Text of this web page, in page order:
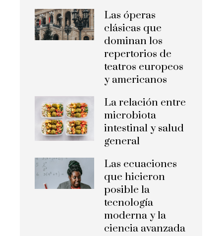
Las óperas
clásicas que
dominan los
repertorios de
teatros europeos
y americanos
La relación entre
microbiota
intestinal y salud
general
Las ecuaciones
que hicieron
posible la
tecnología
moderna y la
ciencia avanzada